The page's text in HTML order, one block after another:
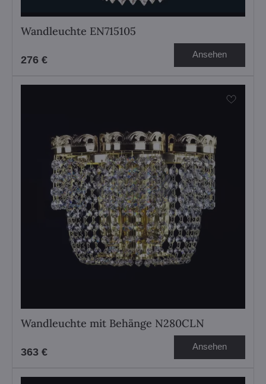
Wandleuchte EN715105
276 € Ansehen
Wandleuchte mit Behänge N280CLN
363 € Ansehen